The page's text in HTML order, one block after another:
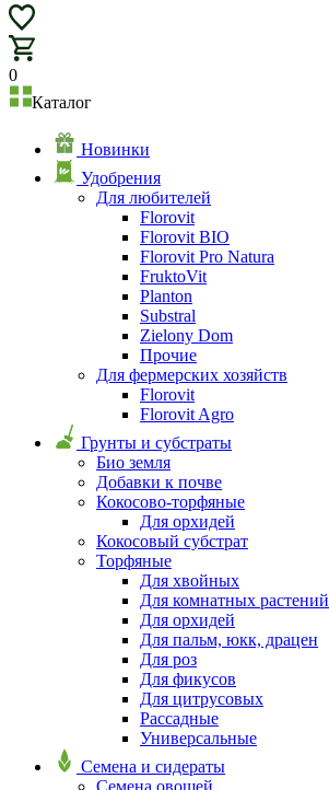
0
Каталог
Новинки
Удобрения
Для любителей
Florovit
Florovit BIO
Florovit Pro Natura
FruktoVit
Planton
Substral
Zielony Dom
Прочие
Для фермерских хозяйств
Florovit
Florovit Agro
Грунты и субстраты
Био земля
Добавки к почве
Кокосово-торфяные
Для орхидей
Кокосовый субстрат
Торфяные
Для хвойных
Для комнатных растений
Для орхидей
Для пальм, юкк, драцен
Для роз
Для фикусов
Для цитрусовых
Рассадные
Универсальные
Семена и сидераты
Семена овощей